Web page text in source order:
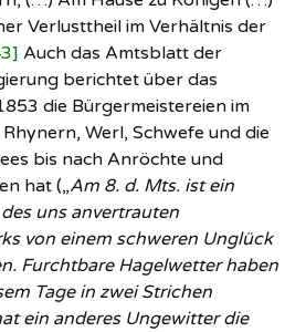
Verlusttheil im Verhältnis der
Auch das Amtsblatt der
berichtet über das
die Bürgermeistereien im
Werl, Schwefe und die
bis nach Anröchte und
hat („Am 8. d. Mts. ist ein
uns anvertrauten
von einem schweren Unglück
Furchtbare Hagelwetter haben
Tage in zwei Strichen
ein anderes Ungewitter die